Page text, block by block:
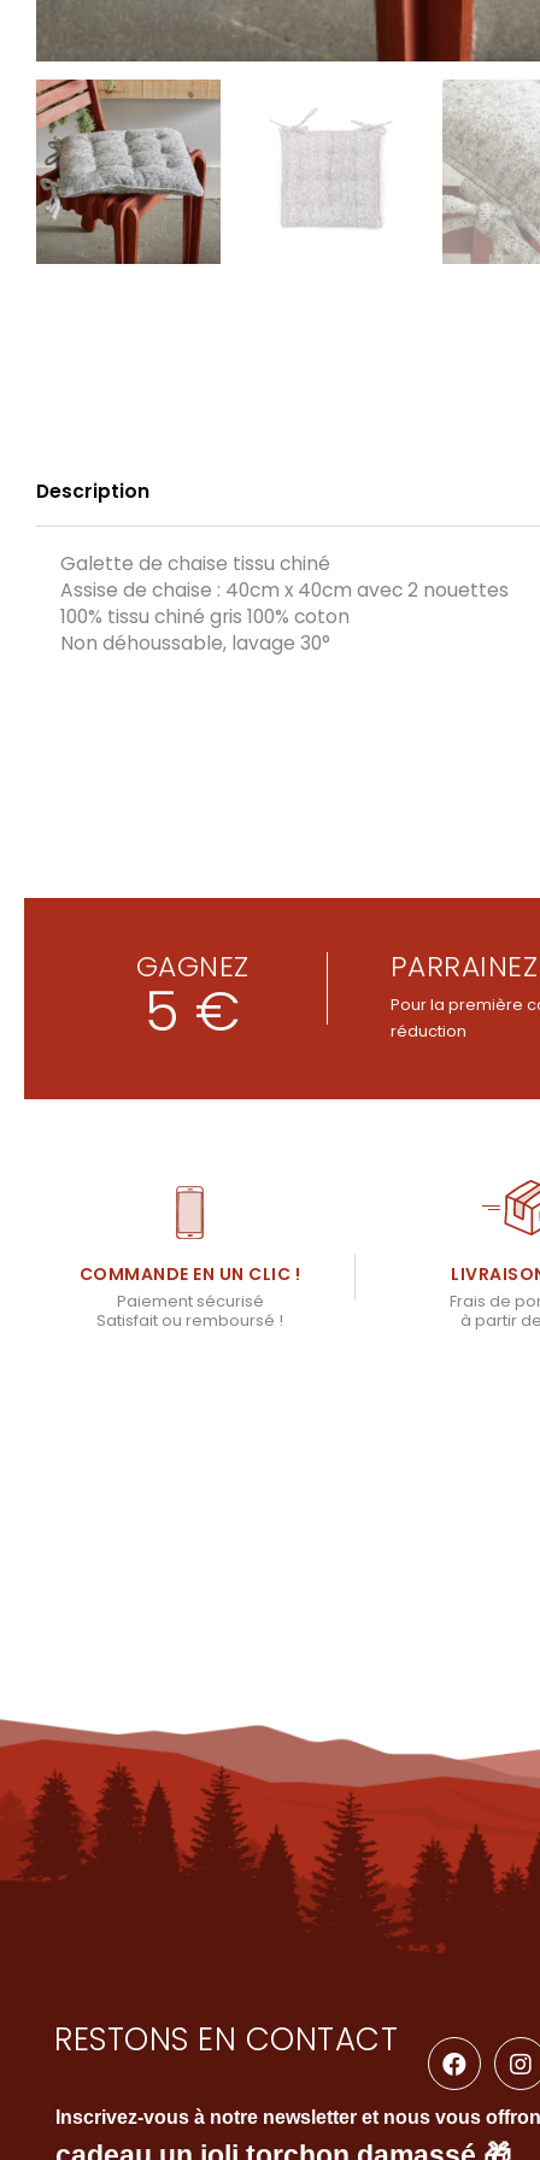
Description
Galette de chaise tissu chiné
Assise de chaise : 40cm x 40cm avec 2 nouettes
100% tissu chiné gris 100% coton
Non déhoussable, lavage 30°
GAGNEZ
5 €
Pour la première
réduction
COMMANDE EN UN CLIC !
Paiement sécurisé
Satisfait ou remboursé !
Frais de
à partir
RESTONS EN CONTACT
Inscrivez-vous à notre newsletter et nous vous